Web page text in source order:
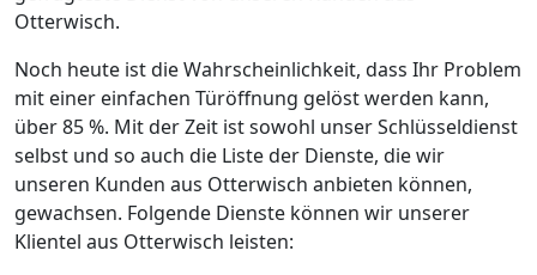
Otterwisch.
Noch heute ist die Wahrscheinlichkeit, dass Ihr Problem
mit einer einfachen Türöffnung gelöst werden kann,
über 85 %. Mit der Zeit ist sowohl unser Schlüsseldienst
selbst und so auch die Liste der Dienste, die wir
unseren Kunden aus Otterwisch anbieten können,
gewachsen. Folgende Dienste können wir unserer
Klientel aus Otterwisch leisten: